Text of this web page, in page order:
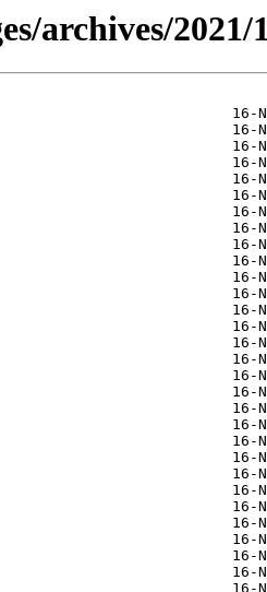
archives/2021/